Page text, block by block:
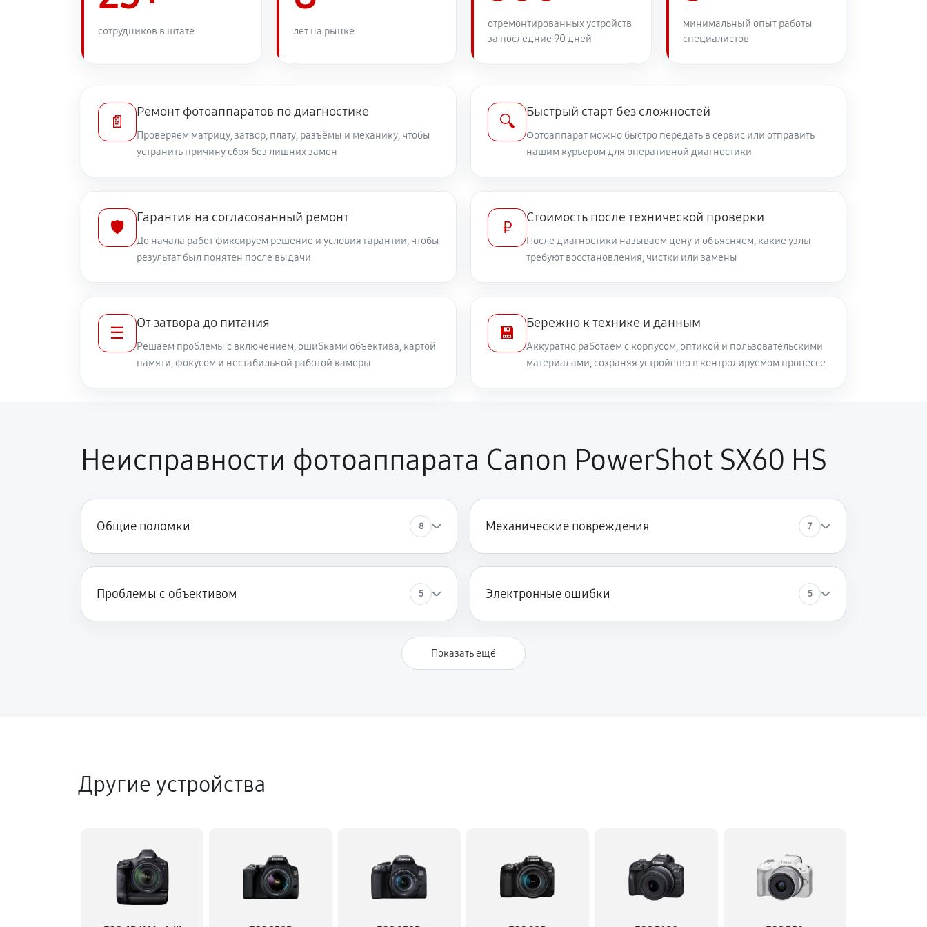
Замена линз фотоаппарата Canon PowerShot SX60 HS 60 минут
Замена диска управления 1890 руб 60 минут
Замена вспышки фотоаппарата Canon PowerShot SX60 HS 2750 руб 60 минут
Комплексная чистка фотоаппарата Canon PowerShot SX60 HS 3150 руб 60 минут Заказать
сотрудников в штате лет на рынке
отремонтированных устройств
за последние 90 дней
минимальный опыт работы
специалистов
📄
Ремонт фотоаппаратов по диагностике
Проверяем матрицу, затвор, плату, разъёмы и механику, чтобы
устранить причину сбоя без лишних замен
🔍
Быстрый старт без сложностей
Фотоаппарат можно быстро передать в сервис или отправить
нашим курьером для оперативной диагностики
🛡️
Гарантия на согласованный ремонт
До начала работ фиксируем решение и условия гарантии, чтобы
результат был понятен после выдачи
₽
Стоимость после технической проверки
После диагностики называем цену и объясняем, какие узлы
требуют восстановления, чистки или замены
☰
От затвора до питания
Решаем проблемы с включением, ошибками объектива, картой
памяти, фокусом и нестабильной работой камеры
💾
Бережно к технике и данным
Аккуратно работаем с корпусом, оптикой и пользовательскими
материалами, сохраняя устройство в контролируемом процессе
Неисправности фотоаппарата Canon PowerShot SX60 HS
Общие поломки 8 Механические повреждения 7
Проблемы с объективом 5 Электронные ошибки 5
Показать ещё
Другие устройства